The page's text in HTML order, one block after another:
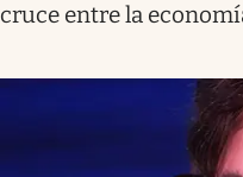
cruce entre la